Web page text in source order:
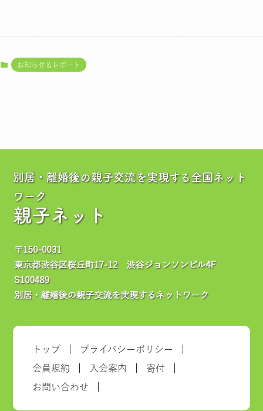
お知らせ＆レポート
別居・離婚後の親子交流を実現する全国ネット
ワーク
親子ネット
トップ プライバシーポリシー
会員規約 入会案内 寄付
お問い合わせ